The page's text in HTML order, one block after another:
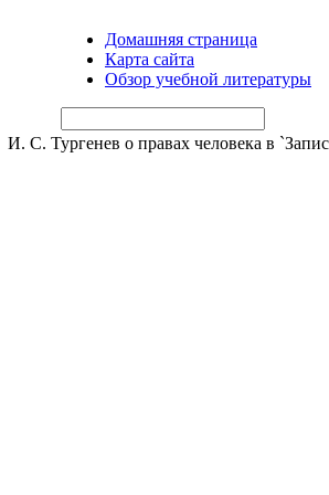
Домашняя страница
Карта сайта
Обзор учебной литературы
И. С. Тургенев о правах человека в